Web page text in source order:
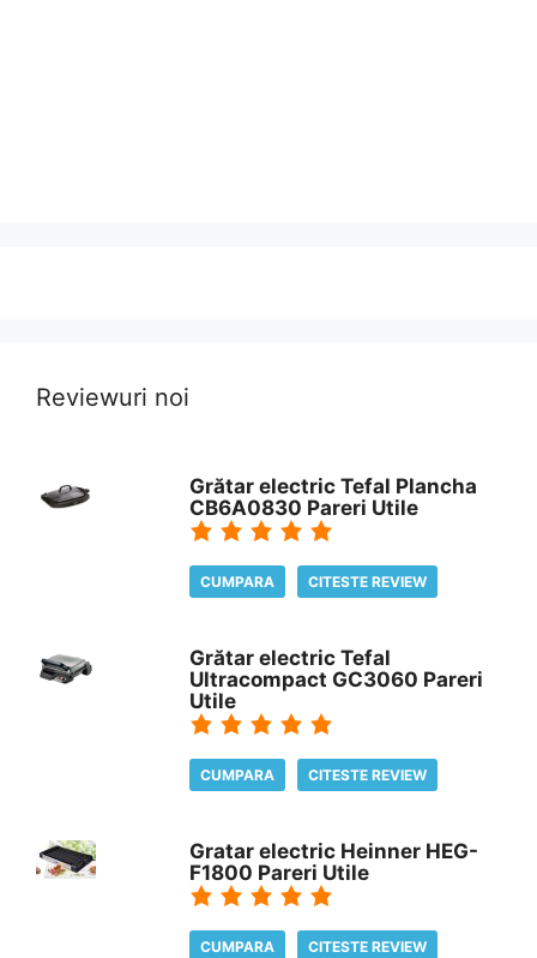
Reviewuri noi
Grătar electric Tefal Plancha
CB6A0830 Pareri Utile
CUMPARA CITESTE REVIEW
Grătar electric Tefal
Ultracompact GC3060 Pareri
Utile
CUMPARA CITESTE REVIEW
Gratar electric Heinner HEG-
F1800 Pareri Utile
CUMPARA CITESTE REVIEW